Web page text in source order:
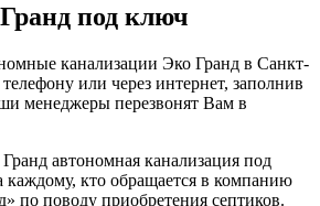
под ключ
канализации Эко Гранд в Санкт-
или через интернет, заполнив
менеджеры перезвонят Вам в
автономная канализация под
кто обращается в компанию
по поводу приобретения септиков.